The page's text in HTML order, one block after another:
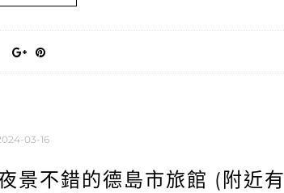
03-16
景不錯的德島市旅館 (附近有